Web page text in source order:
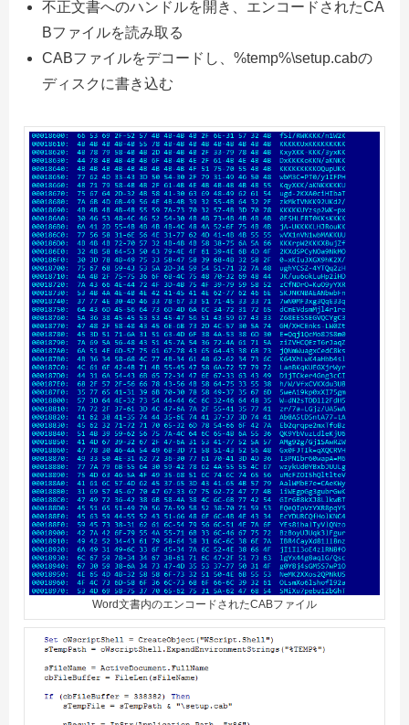
不正文書へのハンドルを開き、エンコードされたCA
Bファイルを読み取る
CABファイルをデコードし、%temp%\setup.cabの
ディスクに書き込む
Word文書内のエンコードされたCABファイル